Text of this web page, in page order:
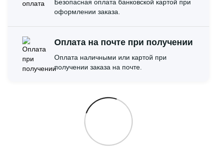
Безопасная оплата банковской картой при
оформлении заказа.
Оплата на почте при получении
Оплата наличными или картой при
получении заказа на почте.